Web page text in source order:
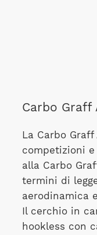
Carbo Graff
La Carbo
competizioni e
alla Carbo
termini di
aerodinamica
Il cerchio in
hookless con